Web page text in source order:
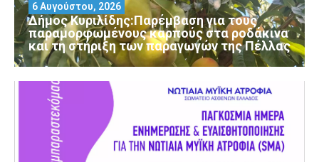
Δήμος Κυριλίδης:Παρέμβαση για τους
παραμορφωμένους καρπούς στα ροδάκινα
και τη στήριξη των παραγωγών της Πέλλας
6 Αυγούστου, 2026